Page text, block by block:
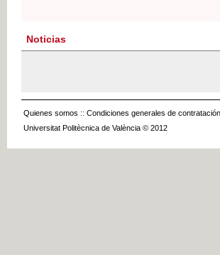
Noticias
Quienes somos :: Condiciones generales de contratación
Universitat Politècnica de València © 2012